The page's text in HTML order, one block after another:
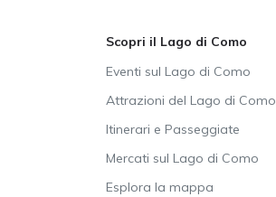
Scopri il Lago di Como
Eventi sul Lago di Como
Attrazioni del Lago di Como
Itinerari e Passeggiate
Mercati sul Lago di Como
Esplora la mappa